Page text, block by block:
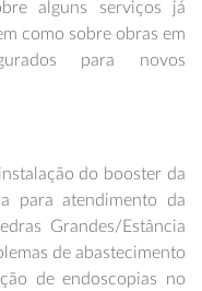
alguns serviços já
como sobre obras em
para novos
do booster da
para atendimento da
Grandes/Estância
de abastecimento
de endoscopias no